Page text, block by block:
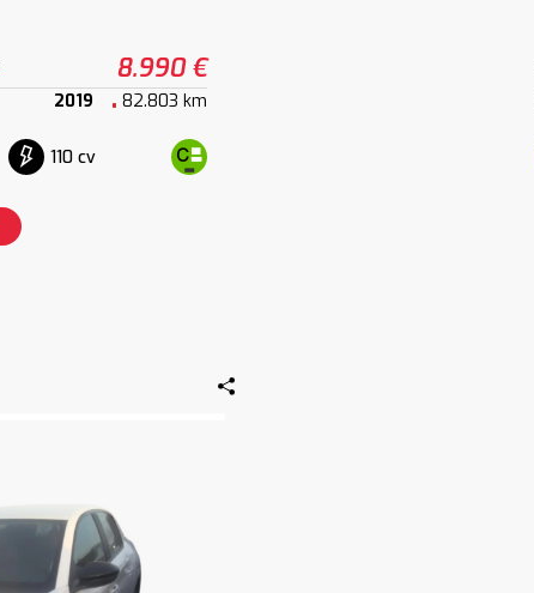
8.990 €
2019 82.803 km
110 cv